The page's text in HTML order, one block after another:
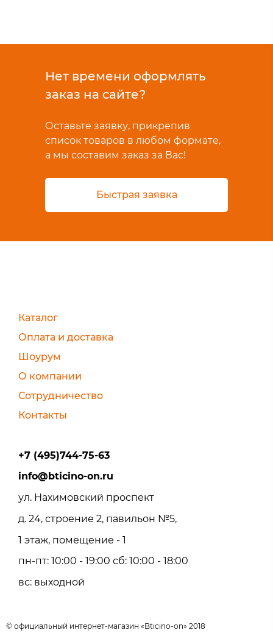
Нет времени оформлять
заказ на сайте?
Оставьте заявку, прикрепив
список товаров в любом формате,
а мы составим заказ за Вас!
Быстрая заявка
Каталог
Оплата и доставка
Шоурум
О компании
Сотрудничество
Контакты
+7 (495)744-75-63
info@bticino-on.ru
ул. Нахимовский проспект
д. 24, строение 2, павильон №5,
1 этаж, помещение - 1
пн-пт: 10:00 - 19:00 сб: 10:00 - 18:00
вс: выходной
© официальный интернет-магазин «Bticino-on» 2018